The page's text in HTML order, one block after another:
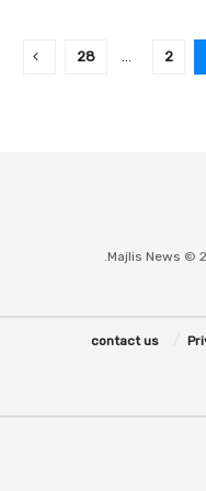
2
28
Majlis News ©
contact us